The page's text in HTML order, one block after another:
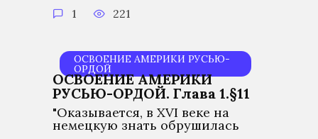
1 221
ОСВОЕНИЕ АМЕРИКИ РУСЬЮ-
ОРДОЙ
ОСВОЕНИЕ АМЕРИКИ
РУСЬЮ-ОРДОЙ. Глава 1.§11
"Оказывается, в XVI веке на
немецкую знать обрушилась